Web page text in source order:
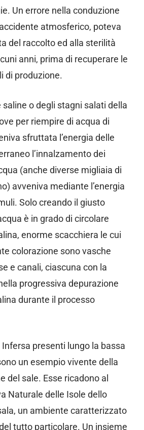
Un errore nella conduzione
atmosferico, poteva
del raccolto ed alla sterilità
anni, prima di recuperare le
di produzione.
o degli stagni salati della
per riempire di acqua di
sfruttata l’energia delle
l’innalzamento dei
(anche diverse migliaia di
avveniva mediante l’energia
Solo creando il giusto
è in grado di circolare
enorme scacchiera le cui
colorazione sono vasche
e canali, ciascuna con la
progressiva depurazione
durante il processo
presenti lungo la bassa
un esempio vivente della
del sale. Esse ricadono al
Naturale delle Isole dello
un ambiente caratterizzato
tutto particolare. Un insieme